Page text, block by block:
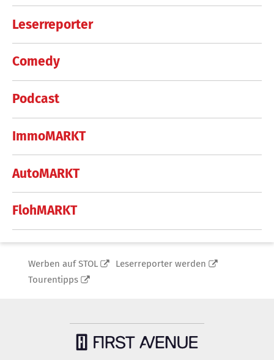
Leserreporter
Comedy
Podcast
ImmoMARKT
AutoMARKT
FlohMARKT
Werben auf STOL
Leserreporter werden
Tourentipps